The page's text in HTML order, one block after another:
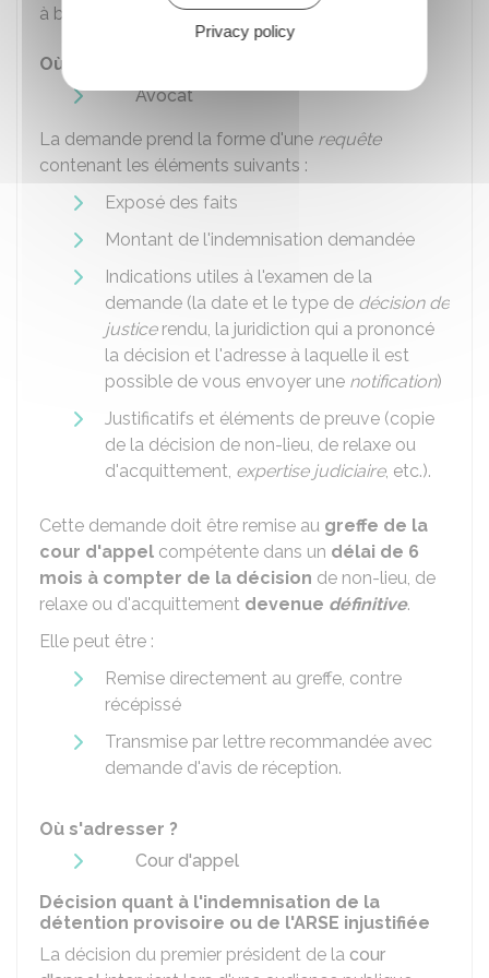
à bénéficier de l
aide juridictionnelle
Où s'adresser ?
Avocat
La demande prend la forme d'une requête
contenant les éléments suivants :
Exposé des faits
Montant de l'indemnisation demandée
Indications utiles à l'examen de la
demande (la date et le type de décision de
justicerendu, la juridiction qui a prononcé
la décision et l'adresse à laquelle il est
possible de vous envoyer une notification)
Justificatifs et éléments de preuve (copie
de la décision de non-lieu, de relaxe ou
d'acquittement, expertise judiciaire, etc.).
Cette demande doit être remise au greffe de la
cour d'appel compétente dans un délai de 6
mois à compter de la décision de non-lieu, de
relaxe ou d'acquittement devenue définitive.
Elle peut être :
Remise directement au greffe, contre
récépissé
Transmise par lettre recommandée avec
demande d'avis de réception.
Où s'adresser ?
Cour d'appel
Décision quant à l'indemnisation de la
détention provisoire ou de l'ARSE injustifiée
La décision du premier président de la cour
Privacy policy